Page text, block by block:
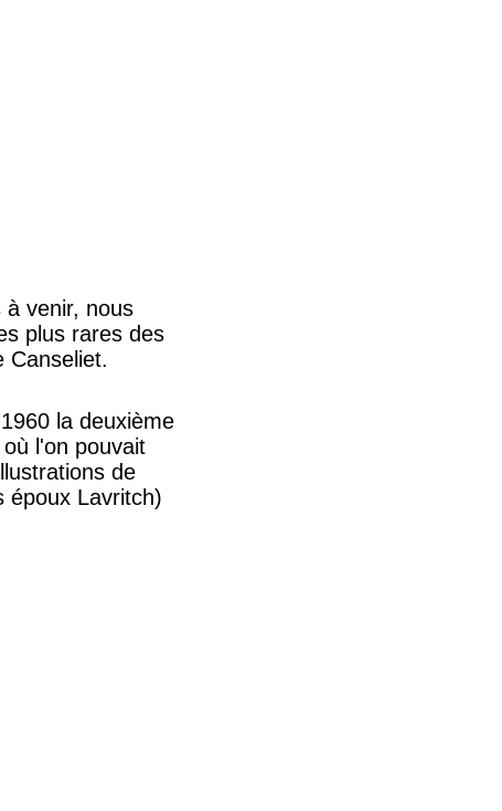
à venir, nous
plus rares des
Canseliet.
la deuxième
l'on pouvait
de
époux Lavritch)